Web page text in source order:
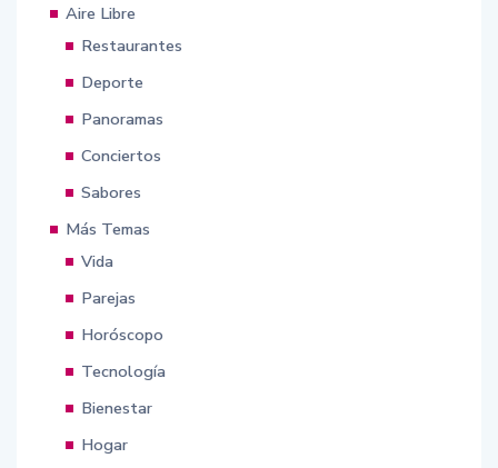
Aire Libre
Restaurantes
Deporte
Panoramas
Conciertos
Sabores
Más Temas
Vida
Parejas
Horóscopo
Tecnología
Bienestar
Hogar